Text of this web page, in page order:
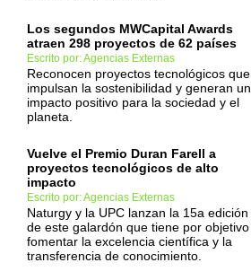
Los segundos MWCapital Awards
atraen 298 proyectos de 62 países
Escrito por: Agencias Externas
Reconocen proyectos tecnológicos que
impulsan la sostenibilidad y generan un
impacto positivo para la sociedad y el
planeta.
Vuelve el Premio Duran Farell a
proyectos tecnológicos de alto
impacto
Escrito por: Agencias Externas
Naturgy y la UPC lanzan la 15a edición
de este galardón que tiene por objetivo
fomentar la excelencia científica y la
transferencia de conocimiento.